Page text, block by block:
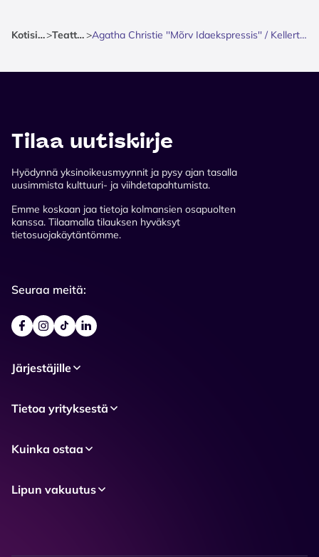
Kotisivu> Teatteri > Agatha Christie ''Mõrv Idaekspressis'' / Kellerteater
Tilaa uutiskirje
Hyödynnä yksinoikeusmyynnit ja pysy ajan tasalla
uusimmista kulttuuri- ja viihdetapahtumista.
Emme koskaan jaa tietoja kolmansien osapuolten
kanssa. Tilaamalla tilauksen hyväksyt
tietosuojakäytäntömme.
Seuraa meitä:
Järjestäjille
Tietoa yrityksestä
Kuinka ostaa
Lipun vakuutus